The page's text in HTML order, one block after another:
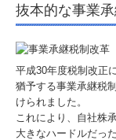
料金について
採用情報
事業承継支援の
創業の夢をお手
抜本的な事業
平成30年度税制改正
猶予する事業承継税
けられました。
これにより、自社株
大きなハードルだっ